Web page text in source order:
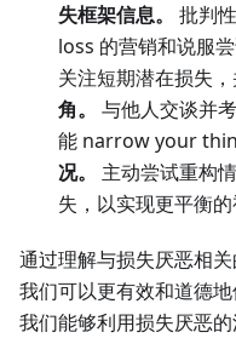
失框架信息。
批判
loss 的营销和说服尝
关注短期潜在损失，
角。
与他人交谈并
能 narrow your
况。
主动尝试重构
失，以实现更平衡的
通过理解与损失厌恶相
我们可以更有效和道德
我们能够利用损失厌恶